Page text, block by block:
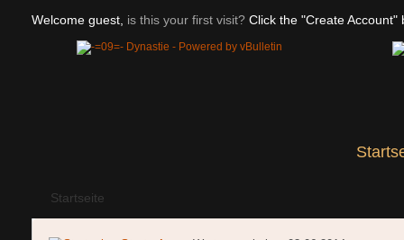
Welcome guest, is this your first visit? Click the "Create Account"
Startseite